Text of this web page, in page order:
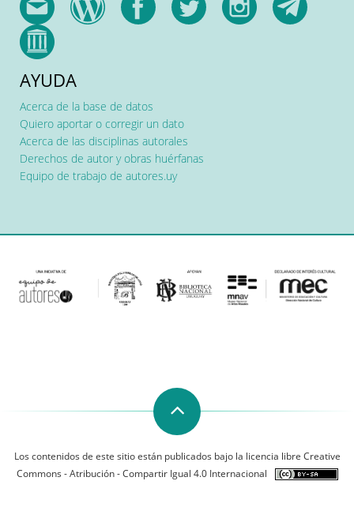
AYUDA
Acerca de la base de datos
Quiero aportar o corregir un dato
Acerca de las disciplinas autorales
Derechos de autor y obras huérfanas
Equipo de trabajo de autores.uy
Los contenidos de este sitio están publicados bajo la licencia libre Creative
Commons - Atribución - Compartir Igual 4.0 Internacional